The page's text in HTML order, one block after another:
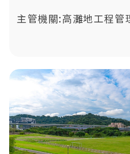
主管機關:高灘地工程管